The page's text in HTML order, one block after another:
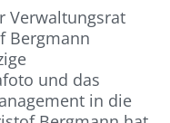
Verwaltungsrat
Bergmann
und das
in die